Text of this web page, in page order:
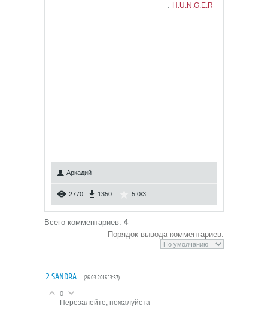
: H.U.N.G.E.R
Аркадий
2770 1350 5.0/3
Всего комментариев: 4
Порядок вывода комментариев:
2 SANDRA (26.03.2016 13:37)
0
Перезалейте, пожалуйста